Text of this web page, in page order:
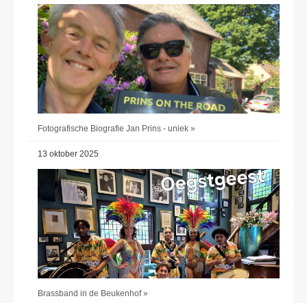
Fotografische Biografie Jan Prins - uniek »
13 oktober 2025
Brassband in de Beukenhof »